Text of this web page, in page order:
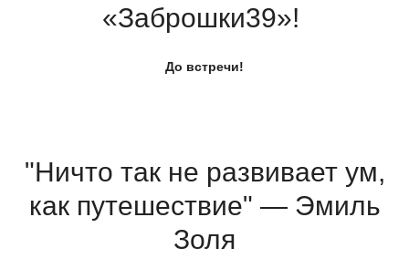
«Заброшки39»!
До встречи!
"Ничто так не развивает ум,
как путешествие" — Эмиль
Золя